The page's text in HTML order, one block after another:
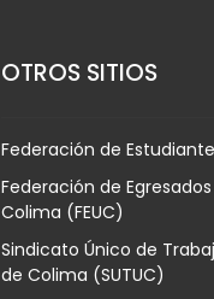
OTROS SITIOS
Federación de
Federación de
Colima (FEUC)
Sindicato Único de
de Colima (SUTUC)